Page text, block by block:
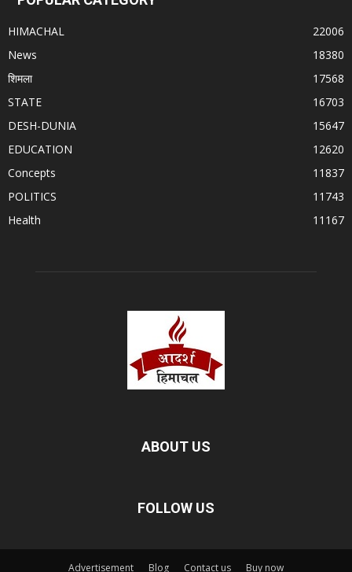
HIMACHAL
22006
News
18380
शिमला
17568
STATE
16703
DESH-DUNIA
15647
EDUCATION
12620
Concepts
11837
POLITICS
11743
Health
11167
ABOUT US
FOLLOW US
Advertisement Blog Contact us Buy now